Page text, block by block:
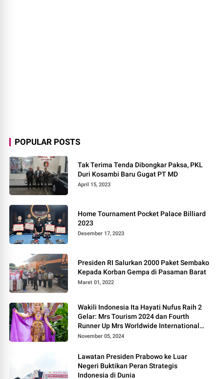
POPULAR POSTS
Tak Terima Tenda Dibongkar Paksa, PKL
Duri Kosambi Baru Gugat PT MD
April 15, 2023
Home Tournament Pocket Palace Billiard
2023
Desember 17, 2023
Presiden RI Salurkan 2000 Paket Sembako
Kepada Korban Gempa di Pasaman Barat
Maret 01, 2022
Wakili Indonesia Ita Hayati Nufus Raih 2
Gelar: Mrs Tourism 2024 dan Fourth
Runner Up Mrs Worldwide International
2024, di Pemilihan Mrs Worldwide 2024
November 05, 2024
Lawatan Presiden Prabowo ke Luar
Negeri Buktikan Peran Strategis
Indonesia di Dunia